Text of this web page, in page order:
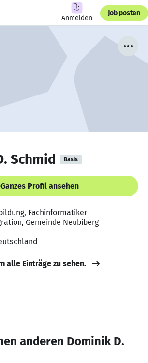
Anmelden
Job posten
Schmid Basis
Ganzes Profil ansehen
Fachinformatiker
Gemeinde Neubiberg
alle Einträge zu sehen.
anderen Dominik D.